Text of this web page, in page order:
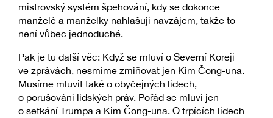
mistrovský systém špehování, kdy se dokonce
manželé a manželky nahlašují navzájem, takže to
není vůbec jednoduché.
Pak je tu další věc: Když se mluví o Severní Koreji
ve zprávách, nesmíme zmiňovat jen Kim Čong-una.
Musíme mluvit také o obyčejných lidech,
o porušování lidských práv. Pořád se mluví jen
o setkání Trumpa a Kim Čong-una. O trpících lidech